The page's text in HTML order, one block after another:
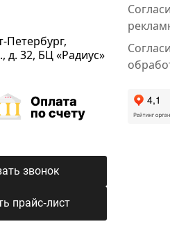
Петербург,
д. 32, БЦ «Радиус»
звонок
прайс-лист